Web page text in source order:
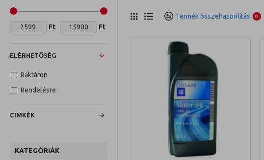
Ft Ft
CIMKÉK
ELÉRHETŐSÉG
Raktáron
Rendelésre
KATEGÓRIÁK
Termék összehasonlítás 0